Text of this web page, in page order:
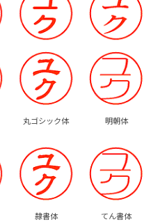
丸ゴシック体 明朝体
隷書体 てん書体